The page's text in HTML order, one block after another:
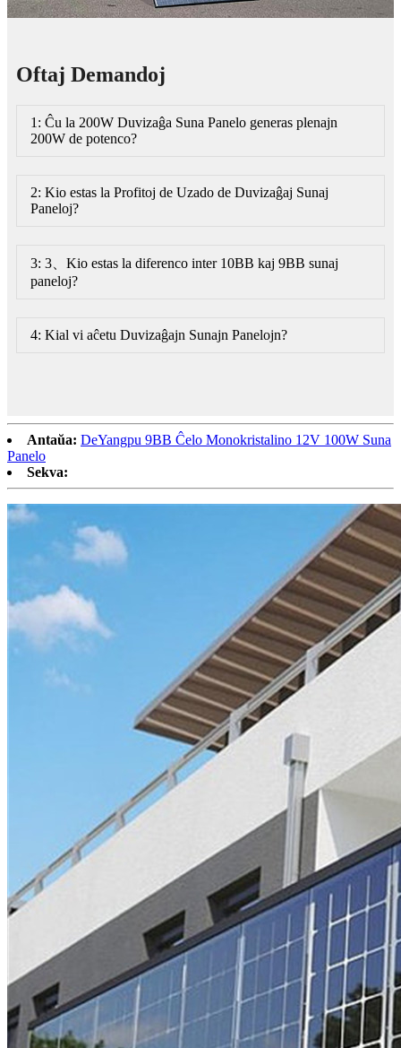
Oftaj Demandoj
1: Ĉu la 200W Duvizaĝa Suna Panelo generas plenajn
200W de potenco?
2: Kio estas la Profitoj de Uzado de Duvizaĝaj Sunaj
Paneloj?
3: 3、Kio estas la diferenco inter 10BB kaj 9BB sunaj
paneloj?
4: Kial vi aĉetu Duvizaĝajn Sunajn Panelojn?
Antaŭa: DeYangpu 9BB Ĉelo Monokristalino 12V 100W Suna
Panelo
Sekva: